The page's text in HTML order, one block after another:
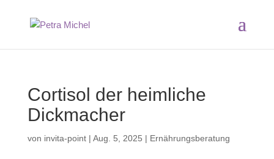
Cortisol der heimliche
Dickmacher
von invita-point| Aug. 5, 2025 | Ernährungsberatung